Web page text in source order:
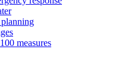
measures